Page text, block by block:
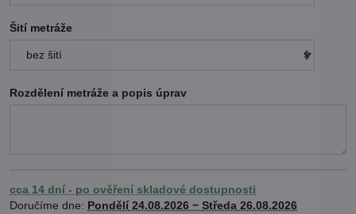
Šití metráže
Rozdělení metráže a popis úprav
cca 14 dní - po ověření skladové dostupnosti
Doručíme dne: Pondělí 24.08.2026 − Středa 26.08.2026